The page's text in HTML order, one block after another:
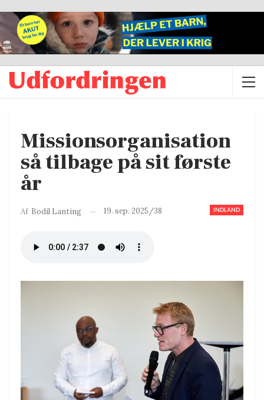
Missionsorganisation
så tilbage på sit første
år
INDLAND
Af Bodil Lanting 19. sep. 2025/38